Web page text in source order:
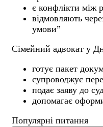
є конфлікти між
відмовляють
умови”
Сімейний адвокат у
готує пакет
супроводжує
подає заяву до
допомагає
Популярні питання